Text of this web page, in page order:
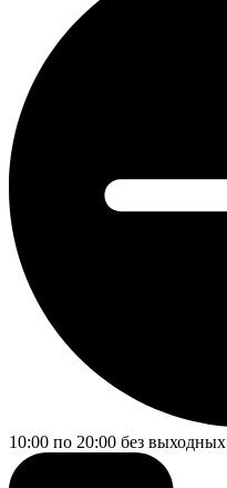
10:00 по 20:00 без выходных